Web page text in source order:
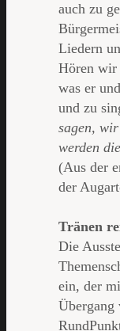
auch zu
Liedern
Hören wir
was er
und zu
sagen,
werden
(Aus der
der
Tränen
Die
ein, der
Übergang